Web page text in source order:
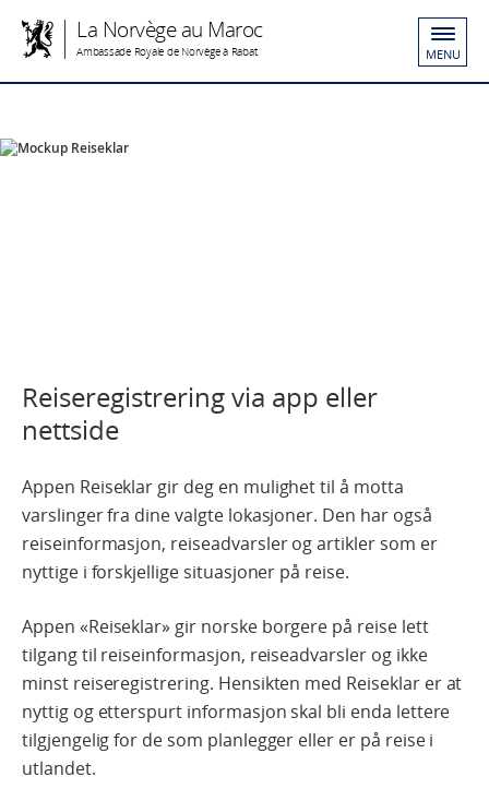
La Norvège au Maroc
Ambassade Royale de Norvège à Rabat MENU
Reiseregistrering via app eller
nettside
Appen Reiseklar gir deg en mulighet til å motta
varslinger fra dine valgte lokasjoner. Den har også
reiseinformasjon, reiseadvarsler og artikler som er
nyttige i forskjellige situasjoner på reise.
Appen «Reiseklar» gir norske borgere på reise lett
tilgang til reiseinformasjon, reiseadvarsler og ikke
minst reiseregistrering. Hensikten med Reiseklar er at
nyttig og etterspurt informasjon skal bli enda lettere
tilgjengelig for de som planlegger eller er på reise i
utlandet.